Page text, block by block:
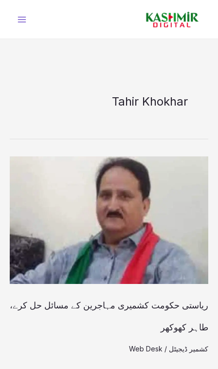
Tahir Khokhar
ریاستی حکومت کشمیری مہاجرین کے مسائل حل کرے،
طاہر کھوکھر
کشمیر ڈیجیٹل /
Web Desk
کرے،
طاہر